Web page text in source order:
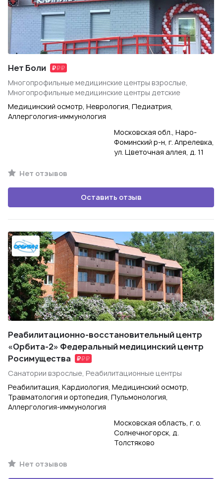
Нет Боли
Многопрофильные медицинские центры взрослые,
Многопрофильные медицинские центры детские
Медицинский осмотр, Неврология, Педиатрия,
Аллергология-иммунология
Московская обл., Наро-
Фоминский р-н, г. Апрелевка,
ул. Цветочная аллея, д. 11
Нет отзывов
Оставить отзыв
Реабилитационно-восстановительный центр
«Орбита-2» Федеральный медицинский центр
Росимущества
Санатории взрослые, Реабилитационные центры
Реабилитация, Кардиология, Медицинский осмотр,
Травматология и ортопедия, Пульмонология,
Аллергология-иммунология
Московская область, г. о.
Солнечногорск, д.
Толстяково
Нет отзывов